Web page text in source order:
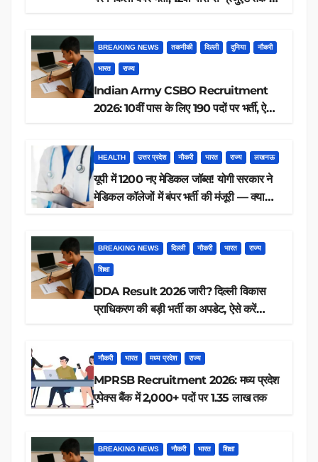
BREAKING NEWS तकनीकी दिल्ली दुनिया नौकरी
भारत राज्य
Indian Army CSBO Recruitment
2026: 10वीं पास के लिए 190 पदों पर भर्ती, ऐसे
HEALTH उत्तर प्रदेश नौकरी भारत राज्य लखनऊ
यूपी में 1200 नए मेडिकल जॉब्स! योगी सरकार ने
मेडिकल कॉलेजों में बंपर भर्ती की मंजूरी — क्या
BREAKING NEWS दिल्ली नौकरी भारत राज्य
शिक्षा
DDA Result 2026 जारी? दिल्ली विकास
प्राधिकरण की बड़ी भर्ती का अपडेट, ऐसे करें
नौकरी भारत मध्य प्रदेश राज्य
MPRSB Recruitment 2026: मध्य प्रदेश
एपेक्स बैंक में 2,000+ पदों पर 1.35 लाख तक
BREAKING NEWS नौकरी भारत शिक्षा